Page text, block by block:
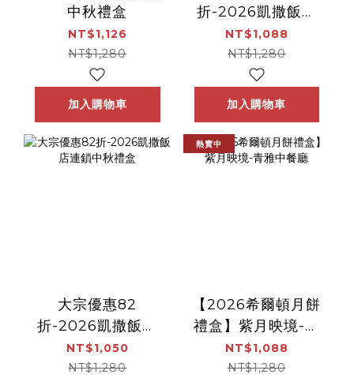
中秋禮盒
NT$1,126
NT$1,280
加入購物車
折-2026凱撒飯店
連鎖中秋禮盒
NT$1,088
NT$1,280
加入購物車
大宗優惠82
折-2026凱撒飯店
連鎖中秋禮盒
NT$1,050
NT$1,280
熱賣中
【2026希爾頓月餅
禮盒】紫月映境-青
雅中餐廳
NT$1,088
NT$1,280